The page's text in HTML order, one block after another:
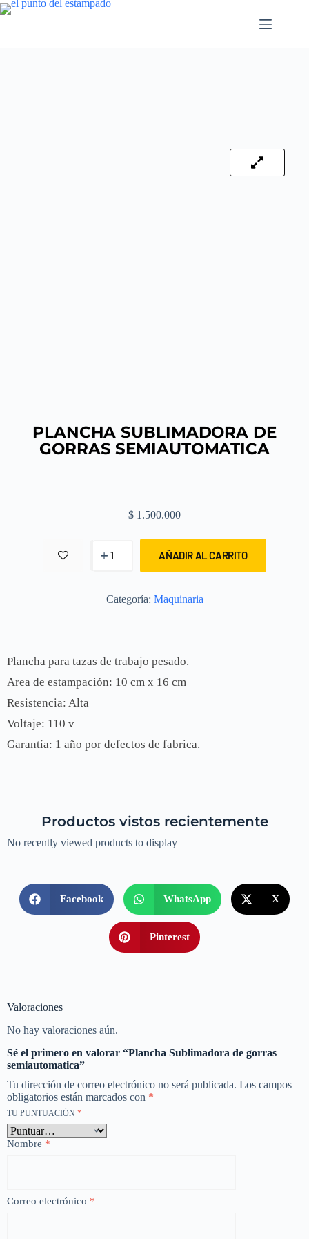
PLANCHA SUBLIMADORA DE
GORRAS SEMIAUTOMATICA
$ 1.500.000
AÑADIR AL CARRITO
Categoría: Maquinaria
Plancha para tazas de trabajo pesado.
Area de estampación: 10 cm x 16 cm
Resistencia: Alta
Voltaje: 110 v
Garantía: 1 año por defectos de fabrica.
Productos vistos recientemente
No recently viewed products to display
Facebook WhatsApp X
Pinterest
Valoraciones
No hay valoraciones aún.
Sé el primero en valorar “Plancha Sublimadora de gorras
semiautomatica”
Tu dirección de correo electrónico no será publicada. Los campos
obligatorios están marcados con *
TU PUNTUACIÓN *
Nombre *
Correo electrónico *